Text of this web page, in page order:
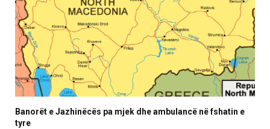
Banorët e Jazhinëcës pa mjek dhe ambulancë në fshatin e
tyre